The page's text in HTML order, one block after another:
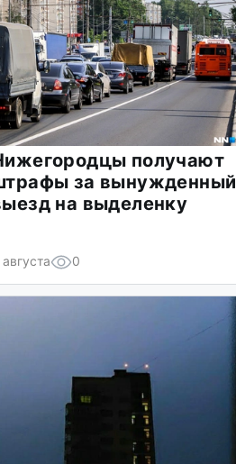
получают
за вынужденный
на выделенку
0